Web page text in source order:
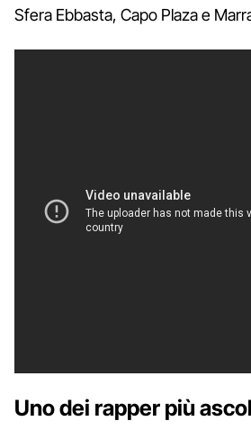
Sfera Ebbasta, Capo Plaza e
Uno dei rapper più